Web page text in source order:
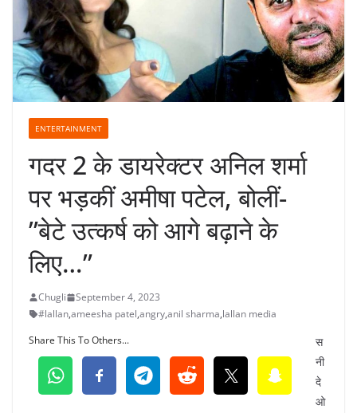
ENTERTAINMENT
गदर 2 के डायरेक्टर अनिल शर्मा
पर भड़कीं अमीषा पटेल, बोलीं-
”बेटे उत्कर्ष को आगे बढ़ाने के
लिए…”
Chugli
September 4, 2023
#lallan,ameesha patel,angry,anil sharma,lallan media
Share This To Others...
स
नी
दे
ओ